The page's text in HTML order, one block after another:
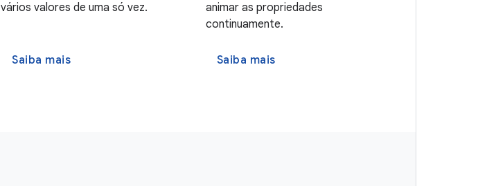
vários valores de uma só vez.
Saiba mais
animar as propriedades
continuamente.
Saiba mais